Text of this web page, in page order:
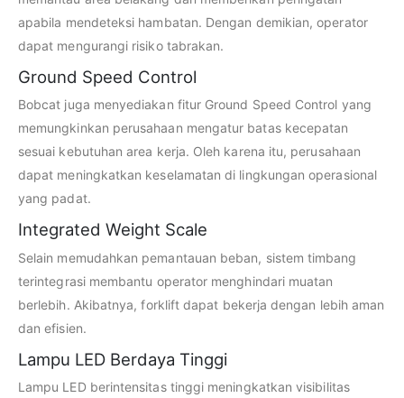
apabila mendeteksi hambatan. Dengan demikian, operator
dapat mengurangi risiko tabrakan.
Ground Speed Control
Bobcat juga menyediakan fitur Ground Speed Control yang
memungkinkan perusahaan mengatur batas kecepatan
sesuai kebutuhan area kerja. Oleh karena itu, perusahaan
dapat meningkatkan keselamatan di lingkungan operasional
yang padat.
Integrated Weight Scale
Selain memudahkan pemantauan beban, sistem timbang
terintegrasi membantu operator menghindari muatan
berlebih. Akibatnya, forklift dapat bekerja dengan lebih aman
dan efisien.
Lampu LED Berdaya Tinggi
Lampu LED berintensitas tinggi meningkatkan visibilitas